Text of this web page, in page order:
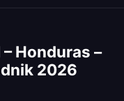
IP z
Honduras –
2026